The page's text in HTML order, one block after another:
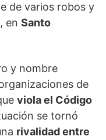
de varios robos y
, en Santo
y nombre
de
viola el Código
se tornó
rivalidad entre